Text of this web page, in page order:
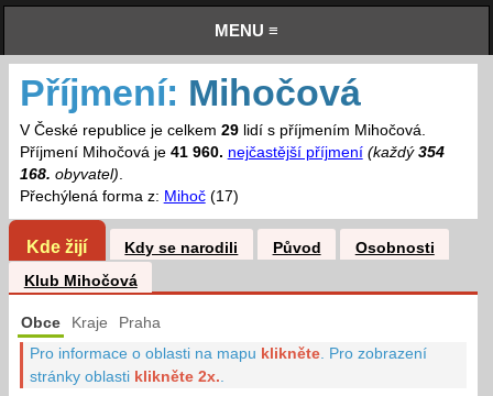
MENU ≡
Příjmení: Mihočová
V České republice je celkem 29lidí s příjmením Mihočová.
Příjmení Mihočová je 41 960. nejčastější příjmení (každý 354
168. obyvatel).
Přechýlená forma z: Mihoč(17)
Kde žijí Kdy se narodili Původ
Osobnosti
Klub Mihočová
Obce Kraje Praha
Pro informace o oblasti na mapu klikněte Pro zobrazení
stránky oblasti klikněte 2x.